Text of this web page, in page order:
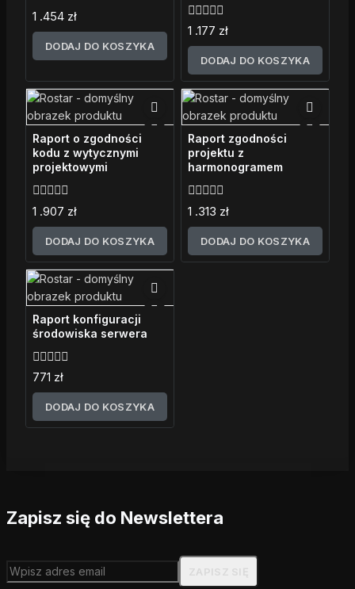
0
5
1 .454 zł
DODAJ DO KOSZYKA
0
5
1 .177 zł
DODAJ DO KOSZYKA
Raport o zgodności
kodu z wytycznymi
projektowymi
0
5
1 .907 zł
DODAJ DO KOSZYKA
Raport zgodności
projektu z
harmonogramem
0
5
1 .313 zł
DODAJ DO KOSZYKA
Raport konfiguracji
środowiska serwera
0
5
771 zł
DODAJ DO KOSZYKA
Zapisz się do Newslettera